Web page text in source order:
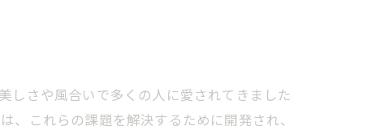
しさや風合いで多くの人に愛されてきました
これらの課題を解決するために開発され、